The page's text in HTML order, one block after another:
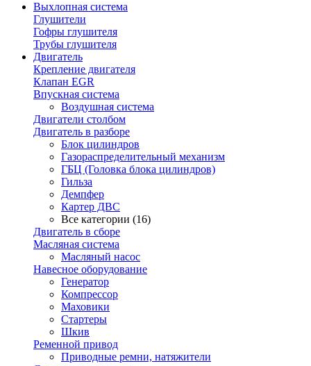
Выхлопная система
Глушители
Гофры глушителя
Трубы глушителя
Двигатель
Крепление двигателя
Клапан EGR
Впускная система
Воздушная система
Двигатели столбом
Двигатель в разборе
Блок цилиндров
Газораспределительный механизм
ГБЦ (Головка блока цилиндров)
Гильза
Демпфер
Картер ДВС
Все категории (16)
Двигатель в сборе
Масляная система
Масляный насос
Навесное оборудование
Генератор
Компрессор
Маховики
Стартеры
Шкив
Ременной привод
Приводные ремни, натяжители